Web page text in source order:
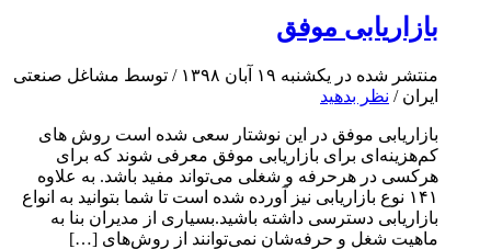
بازاریابی موفق
منتشر شده در یکشنبه ۱۹ آبان ۱۳۹۸ / توسط مشاغل صنعتی
ایران / نظر بدهید
بازاریابی موفق در این نوشتار سعی شده است روش های
کم‌هزینه‌ای برای بازاریابی موفق معرفی شوند که برای
هرکسی در هرحرفه و شغلی می‌تواند مفید باشد. به علاوه
۱۴۱ نوع بازاریابی نیز آورده شده است تا شما بتوانید به انواع
بازاریابی دسترسی داشته باشید.بسیاری از مدیران بنا به
ماهیت شغل و حرفه‌شان نمی‌توانند از روش‌های […]